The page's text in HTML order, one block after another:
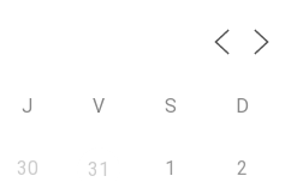
J V S D
30 31 1 2